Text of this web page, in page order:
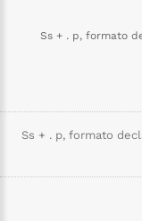
Ss + . p, formato
Ss + . p, formato